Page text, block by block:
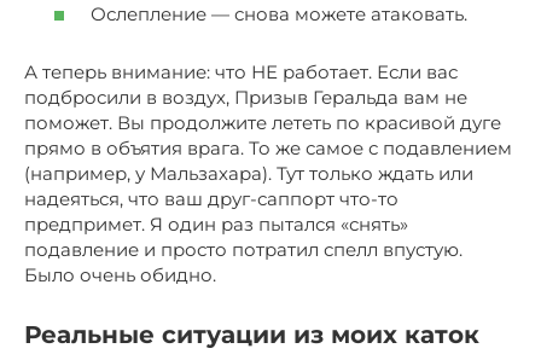
Ослепление — снова можете атаковать.
А теперь внимание: что НЕ работает. Если вас
подбросили в воздух, Призыв Геральда вам не
поможет. Вы продолжите лететь по красивой дуге
прямо в объятия врага. То же самое с подавлением
(например, у Мальзахара). Тут только ждать или
надеяться, что ваш друг-саппорт что-то
предпримет. Я один раз пытался «снять»
подавление и просто потратил спелл впустую.
Было очень обидно.
Реальные ситуации из моих каток